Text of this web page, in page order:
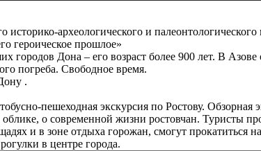
историко-археологического и палеонтологического
героическое прошлое»
городов Дона – его возраст более 900 лет. В
погреба. Свободное время.
.
пешеходная экскурсия по Ростову.
облике, о современной жизни ростовчан. Туристы
и в зоне отдыха горожан, смогут
в центре города.